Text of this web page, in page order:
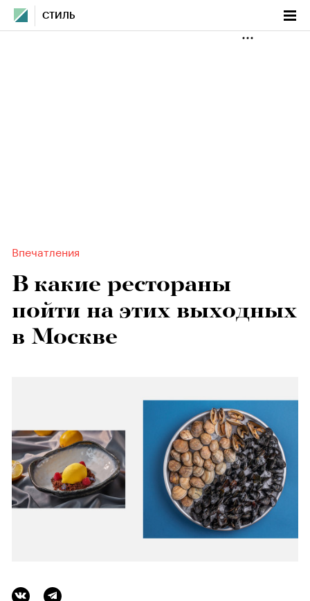
СТИЛЬ
Впечатления
В какие рестораны
пойти на этих выходных
в Москве